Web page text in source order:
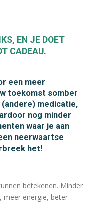
EN JE DOET
CADEAU.
een meer
toekomst somber
(andere) medicatie,
nog minder
waar je aan
neerwaartse
het!
betekenen. Minder
meer energie, beter